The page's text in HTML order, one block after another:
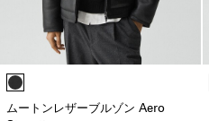
ムートンレザーブルゾン Aero